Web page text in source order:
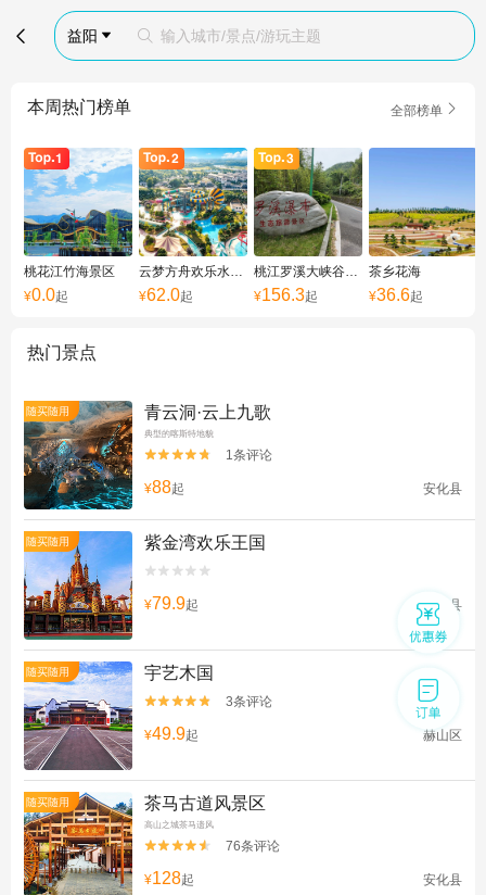
 益阳   输入城市/景点/游玩主题
本周热门榜单 全部榜单 
桃花江竹海景区
¥0.0起
云梦方舟欢乐水世界
¥62.0起
桃江罗溪大峡谷漂流
¥156.3起
茶乡花海
¥36.6起
热门景点
随买随用 青云洞·云上九歌
典型的喀斯特地貌

 1条评论
¥88起 安化县
随买随用 紫金湾欢乐王国


¥79.9起 桃江县
随买随用 宇艺木国

 3条评论
¥49.9起 赫山区
随买随用 茶马古道风景区
高山之城茶马遗风

 76条评论
¥128起 安化县